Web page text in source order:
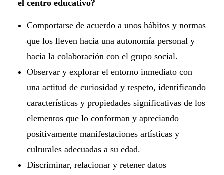
el centro educativo?
Comportarse de acuerdo a unos hábitos y normas
que los lleven hacia una autonomía personal y
hacia la colaboración con el grupo social.
Observar y explorar el entorno inmediato con
una actitud de curiosidad y respeto, identificando
características y propiedades significativas de los
elementos que lo conforman y apreciando
positivamente manifestaciones artísticas y
culturales adecuadas a su edad.
Discriminar, relacionar y retener datos